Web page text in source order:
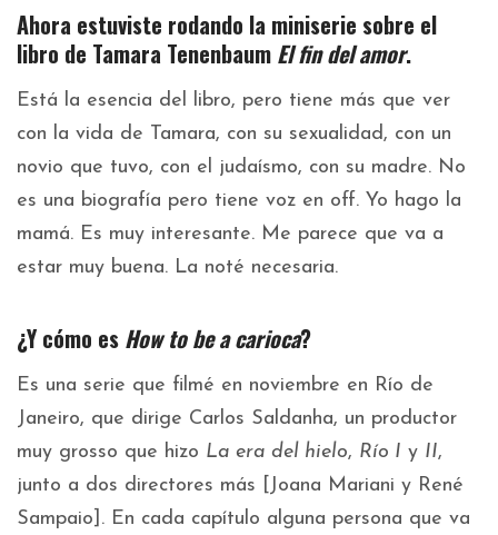
Ahora estuviste rodando la miniserie sobre el
libro de Tamara Tenenbaum El fin del amor.
Está la esencia del libro, pero tiene más que ver
con la vida de Tamara, con su sexualidad, con un
novio que tuvo, con el judaísmo, con su madre. No
es una biografía pero tiene voz en off. Yo hago la
mamá. Es muy interesante. Me parece que va a
estar muy buena. La noté necesaria.
¿Y cómo es How to be a carioca?
Es una serie que filmé en noviembre en Río de
Janeiro, que dirige Carlos Saldanha, un productor
muy grosso que hizo La era del hielo, Río I y II,
junto a dos directores más [Joana Mariani y René
Sampaio]. En cada capítulo alguna persona que va